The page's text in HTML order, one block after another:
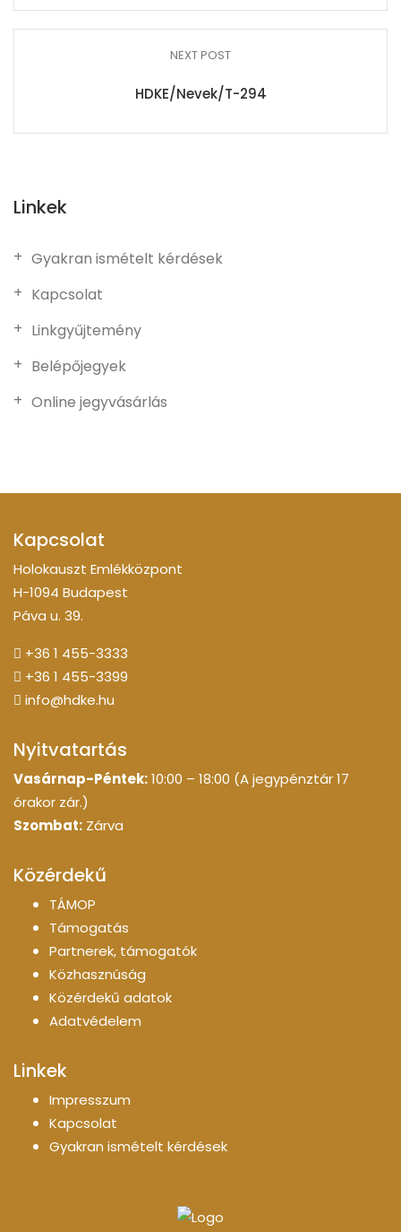
NEXT POST
HDKE/Nevek/T-294
Linkek
Gyakran ismételt kérdések
Kapcsolat
Linkgyűjtemény
Belépőjegyek
Online jegyvásárlás
Kapcsolat
Holokauszt Emlékközpont
H-1094 Budapest
Páva u. 39.
+36 1 455-3333
+36 1 455-3399
info@hdke.hu
Nyitvatartás
Vasárnap-Péntek:10:00 – 18:00 (A jegypénztár 17
órakor zár.)
Szombat: Zárva
Közérdekű
TÁMOP
Támogatás
Partnerek, támogatók
Közhasznúság
Közérdekű adatok
Adatvédelem
Linkek
Impresszum
Kapcsolat
Gyakran ismételt kérdések